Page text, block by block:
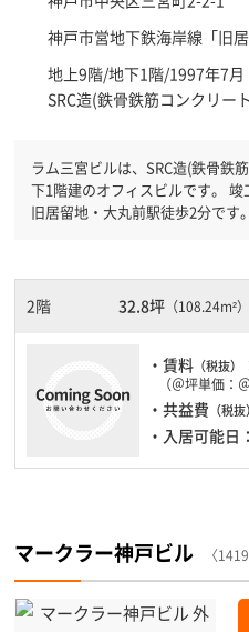
神戸市営地下鉄海岸線「旧
地上9階/地下1階/1997年7月
SRC造(鉄骨鉄筋コンクリー
ラム三宮ビルは、SRC造(鉄骨鉄
下1階建のオフィスビルです。 竣工1997年、神戸市営地下鉄海岸線
旧居留地・大丸前駅徒歩2分です
策を検討されている方にオスス
りますので自由に出入りが出来ま
2階 32.8坪 （108.24m²）
・賃料 （税抜）
（＠坪単価：
・共益費 （税抜）
・入居可能日
マークラー神戸ビル 〈